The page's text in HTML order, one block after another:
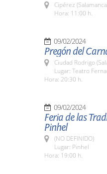
Cipérez
Hora: 11:00 h.
09/02/2024
Pregón del
Ciudad Rodrigo
Lugar: Teatro
Hora: 20:30 h.
09/02/2024
Feria de las
Pinhel
(NO DEFINIDO)
Lugar: Pinhel
Hora: 19:00 h.